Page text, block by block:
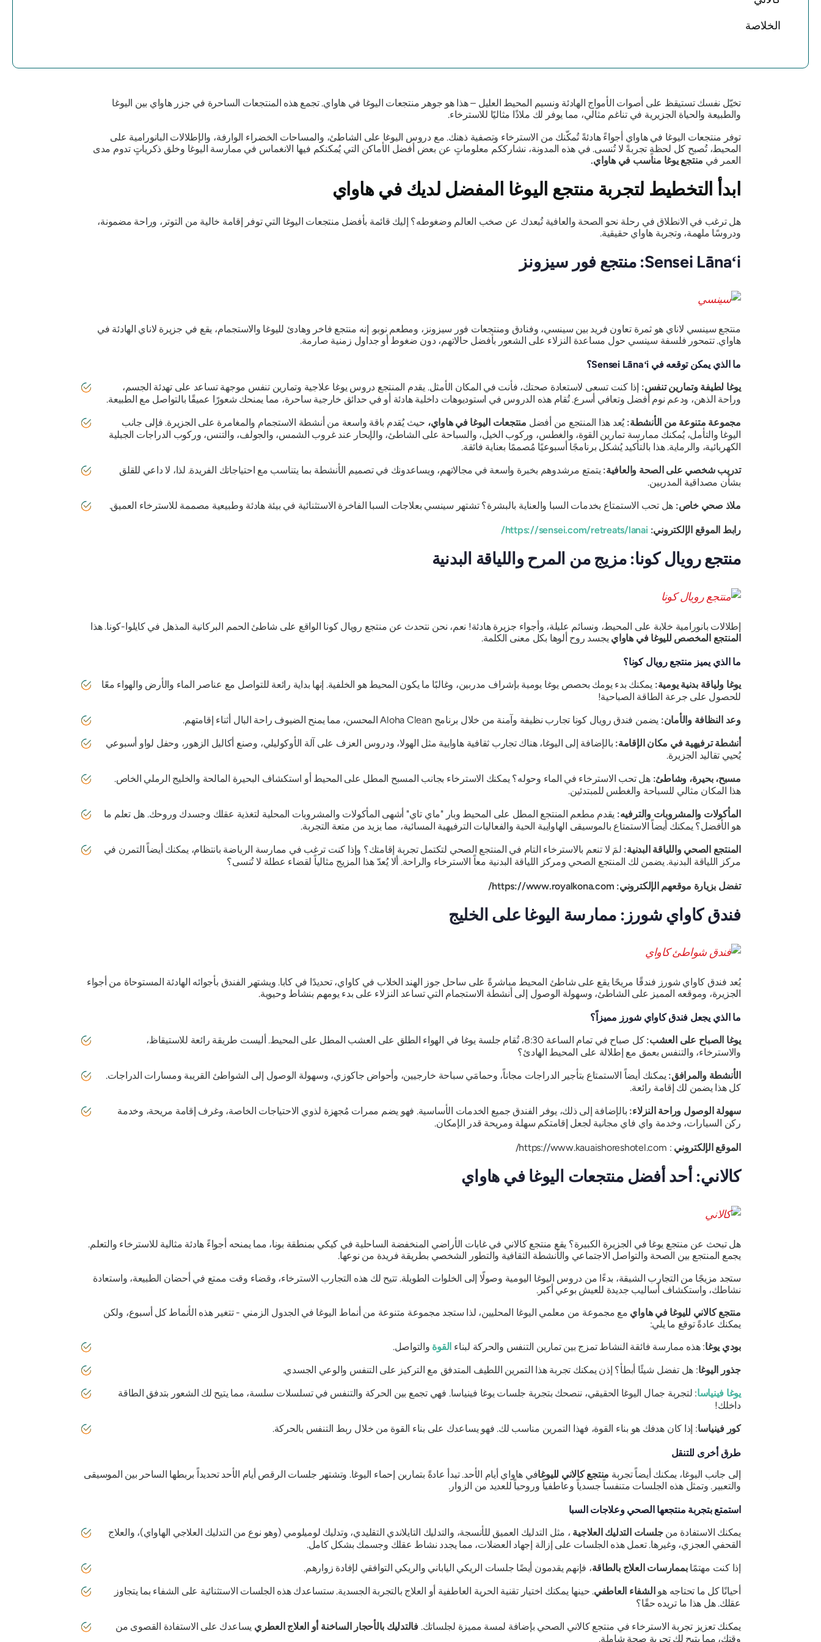
الخلاصة
تخيّل نفسك تستيقظ على أصوات الأمواج الهادئة ونسيم المحيط العليل – هذا هو جوهر منتجعات اليوغا في هاواي. تجمع هذه المنتجعات الساحرة في جزر هاواي بين اليوغا
والطبيعة والحياة الجزيرية في تناغم مثالي، مما يوفر لك ملاذًا مثاليًا للاسترخاء.
توفر منتجعات اليوغا في هاواي أجواءً هادئةً تُمكّنك من الاسترخاء وتصفية ذهنك. مع دروس اليوغا على الشاطئ، والمساحات الخضراء الوارفة، والإطلالات البانورامية على
المحيط، تُصبح كل لحظةٍ تجربةً لا تُنسى. في هذه المدونة، نشارككم معلوماتٍ عن بعض أفضل الأماكن التي يُمكنكم فيها الانغماس في ممارسة اليوغا وخلق ذكرياتٍ تدوم مدى
العمر في منتجع يوغا مناسب في هاواي.
ابدأ التخطيط لتجربة منتجع اليوغا المفضل لديك في هاواي
هل ترغب في الانطلاق في رحلة نحو الصحة والعافية تُبعدك عن صخب العالم وضغوطه؟ إليك قائمة بأفضل منتجعات اليوغا التي توفر إقامة خالية من التوتر، وراحة مضمونة،
ودروسًا ملهمة، وتجربة هاواي حقيقية.
Sensei Lānaʻi: منتجع فور سيزونز
منتجع سينسي لاناي هو ثمرة تعاون فريد بين سينسي، وفنادق ومنتجعات فور سيزونز، ومطعم نوبو. إنه منتجع فاخر وهادئ لليوغا والاستجمام، يقع في جزيرة لاناي الهادئة في
هاواي. تتمحور فلسفة سينسي حول مساعدة النزلاء على الشعور بأفضل حالاتهم، دون ضغوط أو جداول زمنية صارمة.
ما الذي يمكن توقعه في Sensei Lānaʻi؟
يوغا لطيفة وتمارين تنفس: إذا كنت تسعى لاستعادة صحتك، فأنت في المكان الأمثل. يقدم المنتجع دروس يوغا علاجية وتمارين تنفس موجهة تساعد على تهدئة الجسم،
وراحة الذهن، ودعم نوم أفضل وتعافي أسرع. تُقام هذه الدروس في استوديوهات داخلية هادئة أو في حدائق خارجية ساحرة، مما يمنحك شعورًا عميقًا بالتواصل مع الطبيعة.
مجموعة متنوعة من الأنشطة: يُعد هذا المنتجع من أفضل منتجعات اليوغا في هاواي، حيث يُقدم باقة واسعة من أنشطة الاستجمام والمغامرة على الجزيرة. فإلى جانب
اليوغا والتأمل، يُمكنك ممارسة تمارين القوة، والغطس، وركوب الخيل، والسباحة على الشاطئ، والإبحار عند غروب الشمس، والجولف، والتنس، وركوب الدراجات الجبلية
الكهربائية، والرماية. هذا بالتأكيد يُشكل برنامجًا أسبوعيًا مُصممًا بعناية فائقة.
تدريب شخصي على الصحة والعافية: يتمتع مرشدوهم بخبرة واسعة في مجالاتهم، ويساعدونك في تصميم الأنشطة بما يتناسب مع احتياجاتك الفريدة. لذا، لا داعي للقلق
بشأن مصداقية المدربين.
ملاذ صحي خاص: هل تحب الاستمتاع بخدمات السبا والعناية بالبشرة؟ تشتهر سينسي بعلاجات السبا الفاخرة الاستثنائية في بيئة هادئة وطبيعية مصممة للاسترخاء العميق.
رابط الموقع الإلكتروني: https://sensei.com/retreats/lanai/
منتجع رويال كونا: مزيج من المرح واللياقة البدنية
إطلالات بانورامية خلابة على المحيط، ونسائم عليلة، وأجواء جزيرة هادئة! نعم، نحن نتحدث عن منتجع رويال كونا الواقع على شاطئ الحمم البركانية المذهل في كايلوا-كونا. هذا
المنتجع المخصص لليوغا في هاواي يجسد روح ألوها بكل معنى الكلمة.
ما الذي يميز منتجع رويال كونا؟
يوغا ولياقة بدنية يومية: يمكنك بدء يومك بحصص يوغا يومية بإشراف مدربين، وغالبًا ما يكون المحيط هو الخلفية. إنها بداية رائعة للتواصل مع عناصر الماء والأرض والهواء معًا
للحصول على جرعة الطاقة الصباحية!
وعد النظافة والأمان: يضمن فندق رويال كونا تجارب نظيفة وآمنة من خلال برنامج Aloha Clean المحسن، مما يمنح الضيوف راحة البال أثناء إقامتهم.
أنشطة ترفيهية في مكان الإقامة: بالإضافة إلى اليوغا، هناك تجارب ثقافية هاوايية مثل الهولا، ودروس العزف على آلة الأوكوليلي، وصنع أكاليل الزهور، وحفل لواو أسبوعي
يُحيي تقاليد الجزيرة.
مسبح، بحيرة، وشاطئ: هل تحب الاسترخاء في الماء وحوله؟ يمكنك الاسترخاء بجانب المسبح المطل على المحيط أو استكشاف البحيرة المالحة والخليج الرملي الخاص.
هذا المكان مثالي للسباحة والغطس للمبتدئين.
المأكولات والمشروبات والترفيه: يقدم مطعم المنتجع المطل على المحيط وبار "ماي تاي" أشهى المأكولات والمشروبات المحلية لتغذية عقلك وجسدك وروحك. هل تعلم ما
هو الأفضل؟ يمكنك أيضاً الاستمتاع بالموسيقى الهاوايية الحية والفعاليات الترفيهية المسائية، مما يزيد من متعة التجربة.
المنتجع الصحي واللياقة البدنية: لمَ لا تنعم بالاسترخاء التام في المنتجع الصحي لتكتمل تجربة إقامتك؟ وإذا كنت ترغب في ممارسة الرياضة بانتظام، يمكنك أيضاً التمرن في
مركز اللياقة البدنية. يضمن لك المنتجع الصحي ومركز اللياقة البدنية معاً الاسترخاء والراحة. ألا يُعدّ هذا المزيج مثالياً لقضاء عطلة لا تُنسى؟
تفضل بزيارة موقعهم الإلكتروني: https://www.royalkona.com/
فندق كاواي شورز: ممارسة اليوغا على الخليج
يُعد فندق كاواي شورز فندقًا مريحًا يقع على شاطئ المحيط مباشرةً على ساحل جوز الهند الخلاب في كاواي، تحديدًا في كابا. ويشتهر الفندق بأجوائه الهادئة المستوحاة من أجواء
الجزيرة، وموقعه المميز على الشاطئ، وسهولة الوصول إلى أنشطة الاستجمام التي تساعد النزلاء على بدء يومهم بنشاط وحيوية.
ما الذي يجعل فندق كاواي شورز مميزاً؟
يوغا الصباح على العشب:
كل صباح في تمام الساعة 8:30، تُقام جلسة يوغا في الهواء الطلق على العشب المطل على المحيط. أليست طريقة رائعة للاستيقاظ،
والاسترخاء، والتنفس بعمق مع إطلالة على المحيط الهادئ؟
الأنشطة والمرافق: يمكنك أيضاً الاستمتاع بتأجير الدراجات مجاناً، وحمامَي سباحة خارجيين، وأحواض جاكوزي، وسهولة الوصول إلى الشواطئ القريبة ومسارات الدراجات.
كل هذا يضمن لك إقامة رائعة.
سهولة الوصول وراحة النزلاء: بالإضافة إلى ذلك، يوفر الفندق جميع الخدمات الأساسية. فهو يضم ممرات مُجهزة لذوي الاحتياجات الخاصة، وغرف إقامة مريحة، وخدمة
ركن السيارات، وخدمة واي فاي مجانية لجعل إقامتكم سهلة ومريحة قدر الإمكان.
الموقع الإلكتروني : https://www.kauaishoreshotel.com/
كالاني: أحد أفضل منتجعات اليوغا في هاواي
هل تبحث عن منتجع يوغا في الجزيرة الكبيرة؟ يقع منتجع كالاني في غابات الأراضي المنخفضة الساحلية في كيكي بمنطقة بونا، مما يمنحه أجواءً هادئة مثالية للاسترخاء والتعلم.
يجمع المنتجع بين الصحة والتواصل الاجتماعي والأنشطة الثقافية والتطور الشخصي بطريقة فريدة من نوعها.
ستجد مزيجًا من التجارب الشيقة، بدءًا من دروس اليوغا اليومية وصولًا إلى الخلوات الطويلة. تتيح لك هذه التجارب الاسترخاء، وقضاء وقت ممتع في أحضان الطبيعة، واستعادة
نشاطك، واستكشاف أساليب جديدة للعيش بوعي أكبر.
منتجع كالاني لليوغا في هاواي مع مجموعة من معلمي اليوغا المحليين، لذا ستجد مجموعة متنوعة من أنماط اليوغا في الجدول الزمني - تتغير هذه الأنماط كل أسبوع، ولكن
يمكنك عادةً توقع ما يلي:
بودي يوغا: هذه ممارسة فائقة النشاط تمزج بين تمارين التنفس والحركة لبناء القوة والتواصل.
جذور اليوغا: هل تفضل شيئًا أبطأ؟ إذن يمكنك تجربة هذا التمرين اللطيف المتدفق مع التركيز على التنفس والوعي الجسدي.
يوغا فينياسا: لتجربة جمال اليوغا الحقيقي، ننصحك بتجربة جلسات يوغا فينياسا. فهي تجمع بين الحركة والتنفس في تسلسلات سلسة، مما يتيح لك الشعور بتدفق الطاقة
داخلك!
كور فينياسا: إذا كان هدفك هو بناء القوة، فهذا التمرين مناسب لك. فهو يساعدك على بناء القوة من خلال ربط التنفس بالحركة.
طرق أخرى للتنقل
إلى جانب اليوغا، يمكنك أيضاً تجربة منتجع كالاني لليوغافي هاواي أيام الأحد. تبدأ عادةً بتمارين إحماء اليوغا. وتشتهر جلسات الرقص أيام الأحد تحديداً بربطها الساحر بين الموسيقى
والتعبير. وتمثل هذه الجلسات متنفساً جسدياً وعاطفياً وروحياً للعديد من الزوار.
استمتع بتجربة منتجعها الصحي وعلاجات السبا
يمكنك الاستفادة منجلسات التدليك العلاجية ، مثل التدليك العميق للأنسجة، والتدليك التايلاندي التقليدي، وتدليك لوميلومي (وهو نوع من التدليك العلاجي الهاواي)، والعلاج
القحفي العجزي، وغيرها. تعمل هذه الجلسات على إزالة إجهاد العضلات، مما يجدد نشاط عقلك وجسمك بشكل كامل.
إذا كنت مهتمًا بممارسات العلاج بالطاقة، فإنهم يقدمون أيضًا جلسات الريكي الياباني والريكي التوافقي لإفادة زوارهم.
أحيانًا كل ما تحتاجه هو الشفاء العاطفي. حينها يمكنك اختيار تقنية الحرية العاطفية أو العلاج بالتجربة الجسدية. ستساعدك هذه الجلسات الاستثنائية على الشفاء بما يتجاوز
عقلك. هل هذا ما تريده حقًا؟
يمكنك تعزيز تجربة الاسترخاء في منتجع كالاني الصحي بإضافة لمسة مميزة لجلساتك. فالتدليك بالأحجار الساخنة أو العلاج العطري يساعدك على الاستفادة القصوى من
وقتك، مما يتيح لك تجربة صحة شاملة.